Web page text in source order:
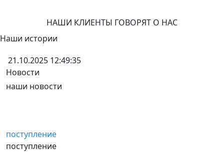
НАШИ КЛИЕНТЫ ГОВОРЯТ О НАС
Наши истории
21.10.2025 12:49:35
Новости
наши новости
поступление
поступление